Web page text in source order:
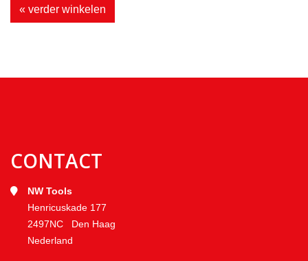
« verder winkelen
CONTACT
NW Tools
Henricuskade 177
2497NC Den Haag
Nederland